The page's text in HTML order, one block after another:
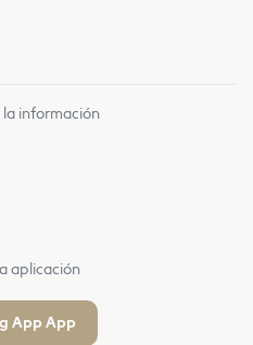
la información
aplicación
App App